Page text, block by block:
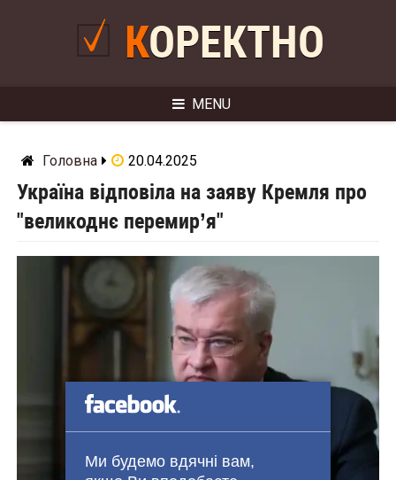
Ми будемо вдячні вам,
КОРЕКТНО
MENU
Головна 20.04.2025
Україна відповіла на заяву Кремля про
"великоднє перемир’я"